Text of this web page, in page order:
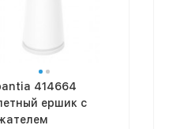
414664
ершик с